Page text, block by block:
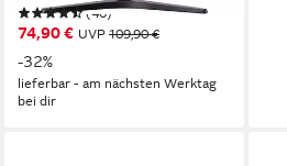
(40)
74,90 € UVP 109,90 €
-32%
lieferbar - am nächsten Werktag
bei dir